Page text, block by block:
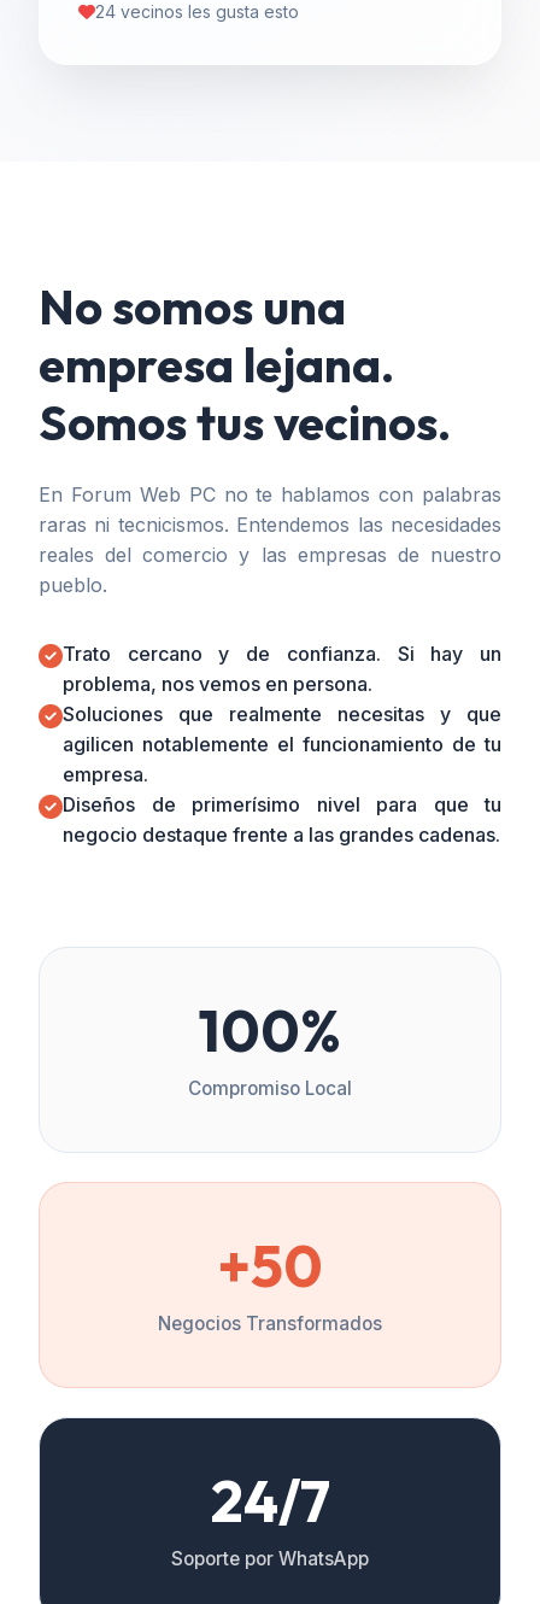
24 vecinos les gusta esto
No somos una
empresa lejana.
Somos tus vecinos.
En Forum Web PC no te hablamos con palabras
raras ni tecnicismos. Entendemos las necesidades
reales del comercio y las empresas de nuestro
pueblo.
Trato cercano y de confianza. Si hay un
problema, nos vemos en persona.
Soluciones que realmente necesitas y que
agilicen notablemente el funcionamiento de tu
empresa.
Diseños de primerísimo nivel para que tu
negocio destaque frente a las grandes cadenas.
100%
Compromiso Local
+50
Negocios Transformados
24/7
Soporte por WhatsApp